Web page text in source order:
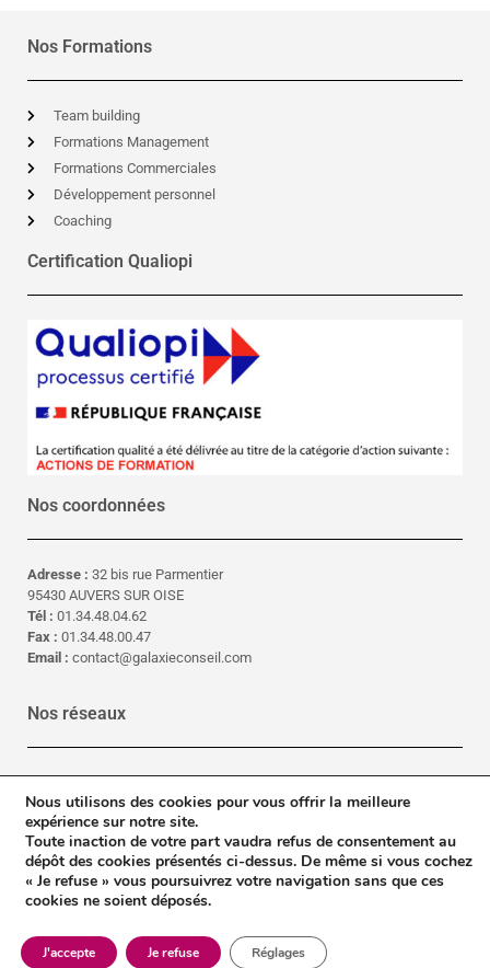
Nos Formations
Team building
Formations Management
Formations Commerciales
Développement personnel
Coaching
Certification Qualiopi
Nos coordonnées
Adresse : 32 bis rue Parmentier
95430 AUVERS SUR OISE
Tél : 01.34.48.04.62
Fax : 01.34.48.00.47
Email : contact@galaxieconseil.com
Nos réseaux
Facebook
Galaxie Conseil © 2023
Conditions générales de vente Crédits
Nous utilisons des cookies pour vous offrir la meilleure
expérience sur notre site.
Toute inaction de votre part vaudra refus de consentement au
dépôt des cookies présentés ci-dessus. De même si vous cochez
« Je refuse » vous poursuivrez votre navigation sans que ces
cookies ne soient déposés.
J'accepte Je refuse Réglages